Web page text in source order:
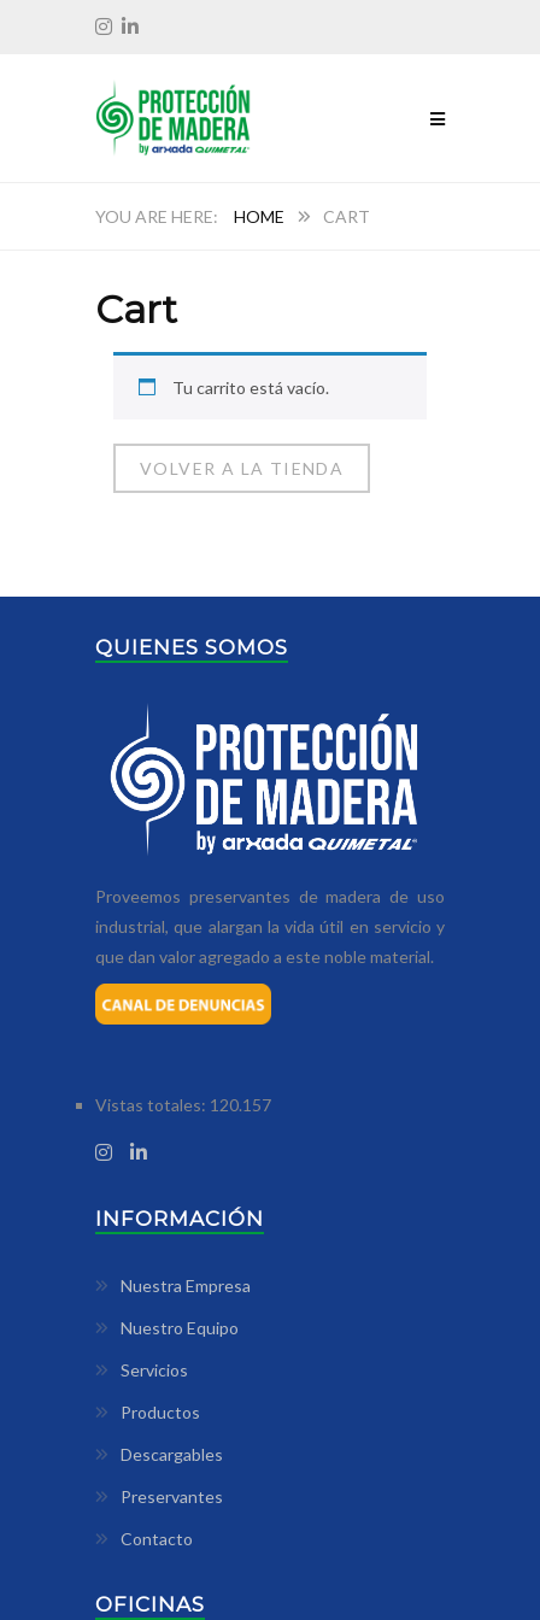
HOME CART
Cart
Tu carrito está vacío.
VOLVER A LA TIENDA
QUIENES SOMOS
Proveemos preservantes de madera de uso
industrial, que alargan la vida útil en servicio y
que dan valor agregado a este noble material.
Vistas totales: 120.157
INFORMACIÓN
Nuestra Empresa
Nuestro Equipo
Servicios
Productos
Descargables
Preservantes
Contacto
OFICINAS